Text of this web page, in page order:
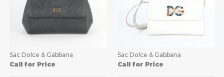
Sac Dolce & Gabbana
Call for Price
Sac Dolce & Gabbana
Call for Price